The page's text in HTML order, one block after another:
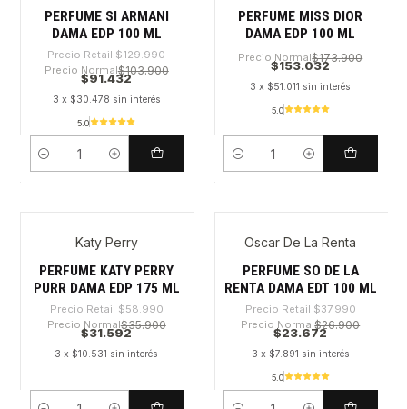
PERFUME SI ARMANI
DAMA EDP 100 ML
Precio Retail $129.990
Precio Normal$103.900
$91.432
3 x $30.478 sin interés
5.0
Cantidad
PERFUME MISS DIOR
DAMA EDP 100 ML
Precio Normal$173.900
$153.032
3 x $51.011 sin interés
5.0
Cantidad
Katy Perry
PERFUME KATY PERRY
PURR DAMA EDP 175 ML
Precio Retail $58.990
Precio Normal$35.900
$31.592
3 x $10.531 sin interés
-37%
Oscar De La Renta
PERFUME SO DE LA
RENTA DAMA EDT 100 ML
Precio Retail $37.990
Precio Normal$26.900
$23.672
3 x $7.891 sin interés
5.0